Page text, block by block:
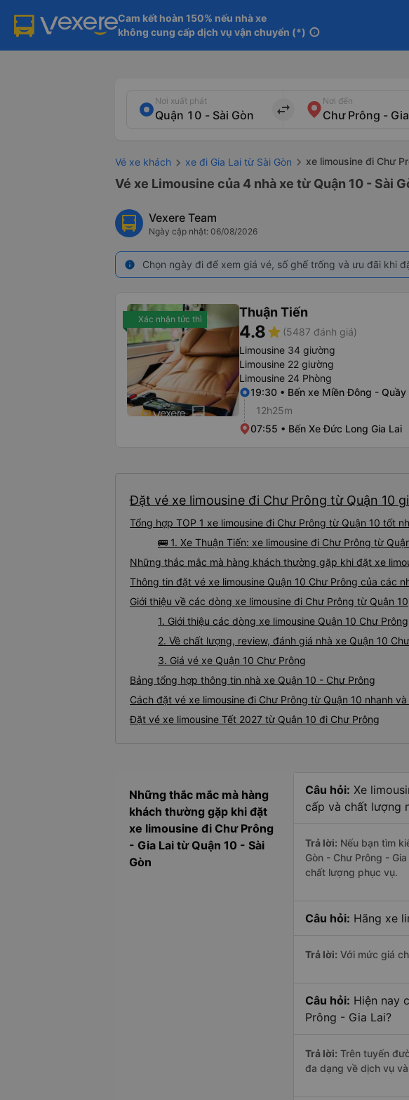
Cam kết hoàn 150% nếu nhà xe
không cung cấp dịch vụ vận chuyển (*) info
Nơi xuất phát
import_export
Nơi đến
Vé xe khách xe đi Gia Lai từ Sài Gòn xe limousine đi Chư
Vé xe Limousine của 4 nhà xe từ Quận 10 - Sài
Vexere Team
Ngày cập nhật: 06/08/2026
info Chọn ngày đi để xem giá vé, số ghế trống và ưu đãi khi
Xác nhận tức thì Thuận Tiến
4.8star (5487 đánh giá)
Limousine 34 giường
Limousine 22 giường
Limousine 24 Phòng
19:30 • Bến xe Miền Đông -
12h25m
07:55 • Bến Xe Đức Long Gia Lai
Đặt vé xe limousine đi Chư Prông từ Quận 10
Tổng hợp TOP 1 xe limousine đi Chư Prông từ Quận 10 tốt
🚌 1. Xe Thuận Tiến: xe limousine đi Chư Prông từ
Những thắc mắc mà hàng khách thường gặp khi đặt xe
Thông tin đặt vé xe limousine Quận 10 Chư Prông của các
Giới thiệu về các dòng xe limousine đi Chư Prông từ Quận 10
1. Giới thiệu các dòng xe limousine Quận 10 Chư Prông
2. Về chất lượng, review, đánh giá nhà xe Quận 10
3. Giá vé xe Quận 10 Chư Prông
Bảng tổng hợp thông tin nhà xe Quận 10 - Chư Prông
Cách đặt vé xe limousine đi Chư Prông từ Quận 10 nhanh
Đặt vé xe limousine Tết 2027 từ Quận 10 đi Chư Prông
Những thắc mắc mà hàng
khách thường gặp khi đặt
xe limousine đi Chư Prông
- Gia Lai từ Quận 10 - Sài
Gòn
Câu hỏi: Xe
cấp và chất lượng
Trả lời: Nếu bạn tìm
Gòn - Chư Prông - Gia
chất lượng phục vụ.
Câu hỏi: Hãng xe
Trả lời: Với mức giá
Câu hỏi: Hiện nay
Prông - Gia Lai?
Trả lời: Trên tuyến
đa dạng về dịch vụ